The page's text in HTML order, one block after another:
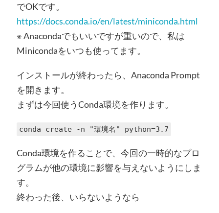
でOKです。
https://docs.conda.io/en/latest/miniconda.html
※ Anacondaでもいいですが重いので、私は
Minicondaをいつも使ってます。
インストールが終わったら、Anaconda Prompt
を開きます。
まずは今回使うConda環境を作ります。
conda create -n "環境名" python=3.7
Conda環境を作ることで、今回の一時的なプロ
グラムが他の環境に影響を与えないようにしま
す。
終わった後、いらないようなら